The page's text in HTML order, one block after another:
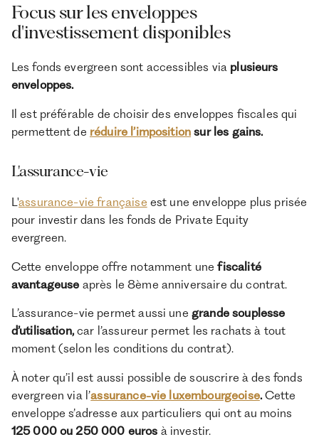
Focus sur les enveloppes
d'investissement disponibles
Les fonds evergreen sont accessibles via plusieurs
enveloppes.
Il est préférable de choisir des enveloppes fiscales qui
permettent de réduire l’imposition sur les gains.
L'assurance-vie
L'assurance-vie française est une enveloppe plus prisée
pour investir dans les fonds de Private Equity
evergreen.
Cette enveloppe offre notamment unefiscalité
avantageuse après le 8ème anniversaire du contrat.
L’assurance-vie permet aussi une grande souplesse
d’utilisation,car l’assureur permet les rachats à tout
moment (selon les conditions du contrat).
À noter qu’il est aussi possible de souscrire à des fonds
evergreen via l’assurance-vie luxembourgeoise.Cette
enveloppe s’adresse aux particuliers qui ont au moins
125 000 ou 250 000 euros à investir.